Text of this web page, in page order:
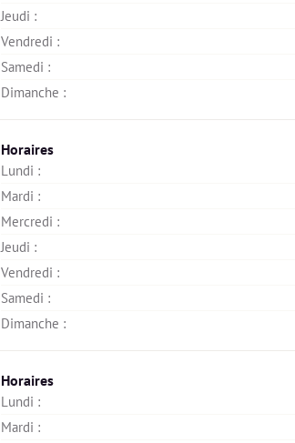
Jeudi :
Vendredi :
Samedi :
Dimanche :
Horaires
Lundi :
Mardi :
Mercredi :
Jeudi :
Vendredi :
Samedi :
Dimanche :
Horaires
Lundi :
Mardi :